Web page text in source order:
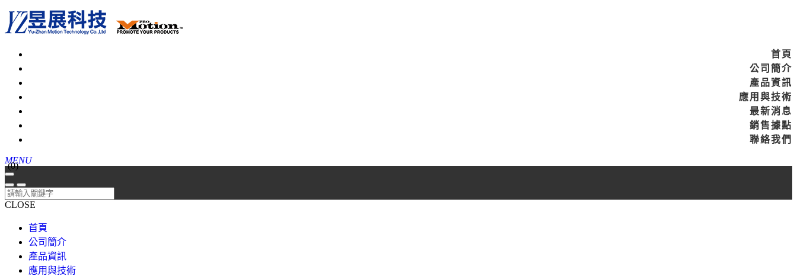
首頁
公司簡介
產品資訊
應用與技術
最新消息
銷售據點
聯絡我們
MENU
(0)
CLOSE
首頁
公司簡介
產品資訊
應用與技術